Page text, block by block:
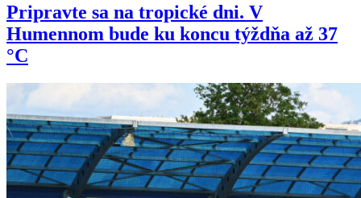
Pripravte sa na tropické dni. V
Humennom bude ku koncu týždňa až 37
°C